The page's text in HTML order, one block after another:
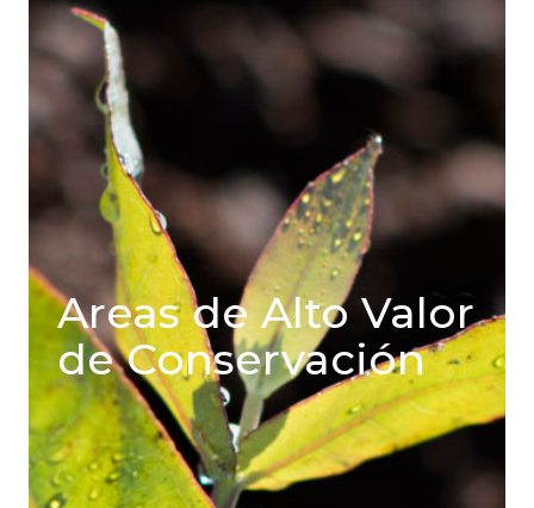
Areas de Alto Valor
de Conservación